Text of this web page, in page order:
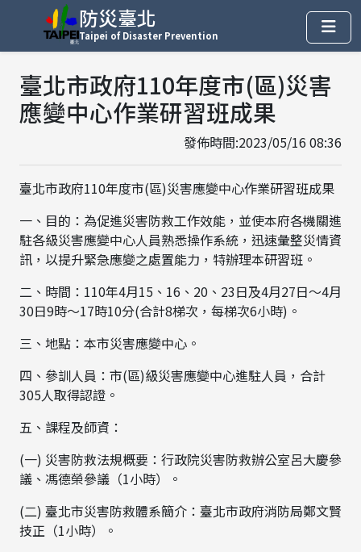
防災臺北
Taipei of Disaster Prevention
臺北市政府110年度市(區)災害
應變中心作業研習班成果
發佈時間:2023/05/16 08:36
臺北市政府110年度市(區)災害應變中心作業研習班成果
一、目的：為促進災害防救工作效能，並使本府各機關進
駐各級災害應變中心人員熟悉操作系統，迅速彙整災情資
訊，以提升緊急應變之處置能力，特辦理本研習班。
二、時間：110年4月15、16、20、23日及4月27日～4月
30日9時～17時10分(合計8梯次，每梯次6小時)。
三、地點：本市災害應變中心。
四、參訓人員：市(區)級災害應變中心進駐人員，合計
305人取得認證。
五、課程及師資：
(一) 災害防救法規概要：行政院災害防救辦公室呂大慶參
議、馮德榮參議（1小時）。
(二) 臺北市災害防救體系簡介：臺北市政府消防局鄭文賢
技正（1小時）。